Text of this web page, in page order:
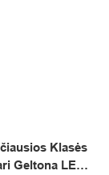
Klasės
Geltona LED